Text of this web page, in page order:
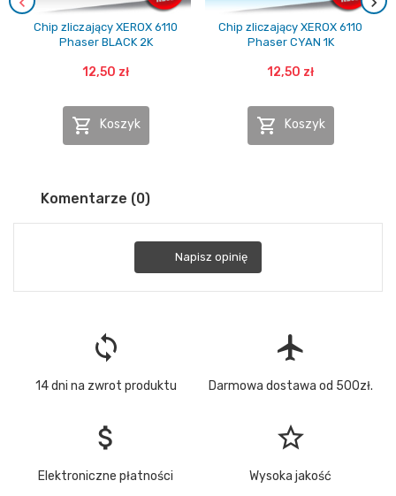
Chip zliczający XEROX 6110
Phaser BLACK 2K
12,50 zł
 Koszyk
Chip zliczający XEROX 6110
Phaser CYAN 1K
12,50 zł
 Koszyk
Komentarze (0)
Napisz opinię
loop
14 dni na zwrot produktu
flight
Darmowa dostawa od 500zł.
attach_money
Elektroniczne płatności
star_border
Wysoka jakość